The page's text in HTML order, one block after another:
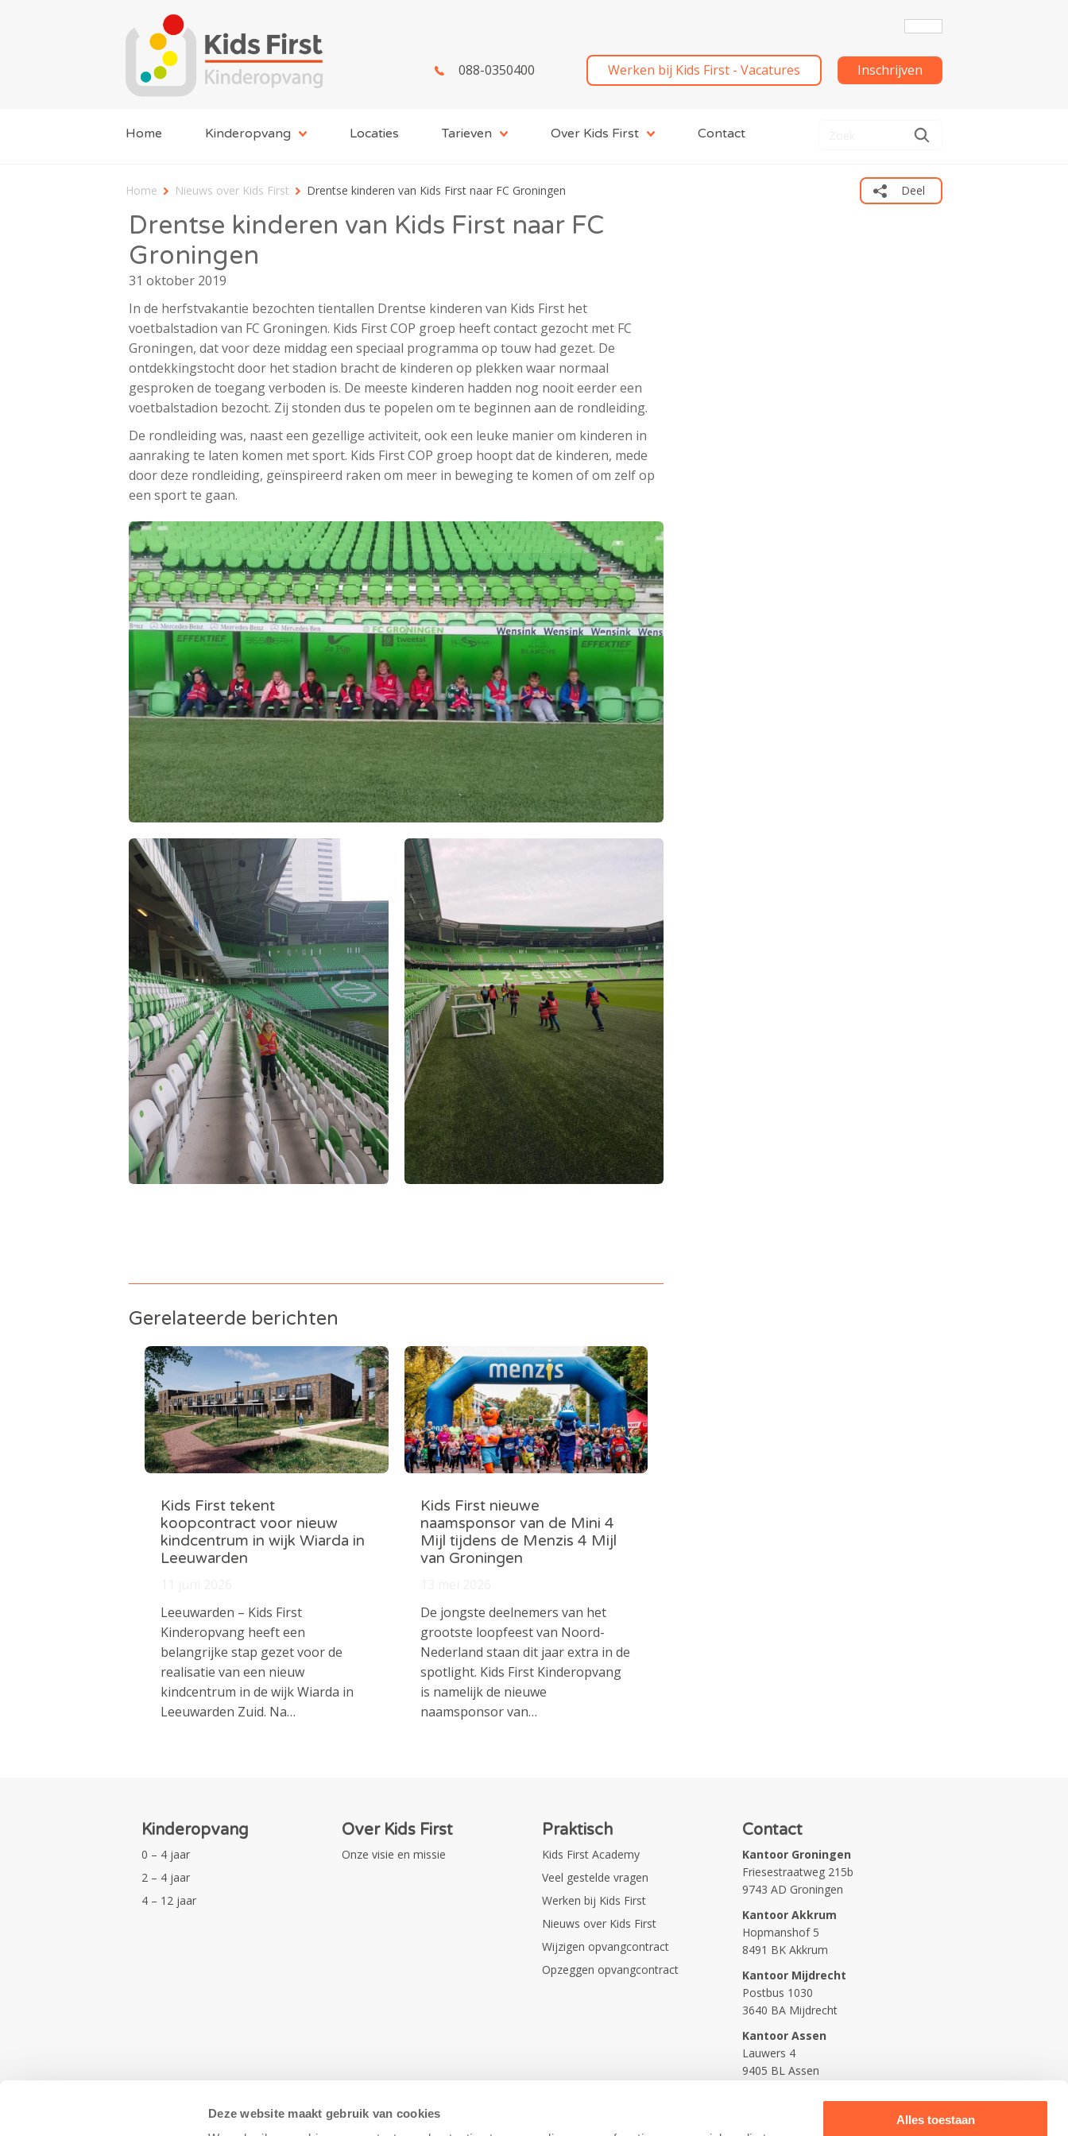
Deze website maakt gebruik van cookies
Alles toestaan
088-0350400 Werken bij Kids First - Vacatures Inschrijven
Home Kinderopvang Locaties Tarieven Over Kids First Contact
Home Nieuws over Kids First Drentse kinderen van Kids First naar FC Groningen Deel
Drentse kinderen van Kids First naar FC
Groningen
31 oktober 2019
In de herfstvakantie bezochten tientallen Drentse kinderen van Kids First het
voetbalstadion van FC Groningen. Kids First COP groep heeft contact gezocht met FC
Groningen, dat voor deze middag een speciaal programma op touw had gezet. De
ontdekkingstocht door het stadion bracht de kinderen op plekken waar normaal
gesproken de toegang verboden is. De meeste kinderen hadden nog nooit eerder een
voetbalstadion bezocht. Zij stonden dus te popelen om te beginnen aan de rondleiding.
De rondleiding was, naast een gezellige activiteit, ook een leuke manier om kinderen in
aanraking te laten komen met sport. Kids First COP groep hoopt dat de kinderen, mede
door deze rondleiding, geïnspireerd raken om meer in beweging te komen of om zelf op
een sport te gaan.
Gerelateerde berichten
Kids First tekent
koopcontract voor nieuw
kindcentrum in wijk Wiarda in
Leeuwarden
Leeuwarden – Kids First
Kinderopvang heeft een
belangrijke stap gezet voor de
realisatie van een nieuw
kindcentrum in de wijk Wiarda in
Leeuwarden Zuid. Na…
Kids First nieuwe
naamsponsor van de Mini 4
Mijl tijdens de Menzis 4 Mijl
van Groningen
De jongste deelnemers van het
grootste loopfeest van Noord-
Nederland staan dit jaar extra in de
spotlight. Kids First Kinderopvang
is namelijk de nieuwe
naamsponsor van…
Kinderopvang
0 – 4 jaar
2 – 4 jaar
4 – 12 jaar
Over Kids First
Onze visie en missie
Praktisch
Kids First Academy
Veel gestelde vragen
Werken bij Kids First
Nieuws over Kids First
Wijzigen opvangcontract
Opzeggen opvangcontract
Contact
Kantoor Groningen
Friesestraatweg 215b
9743 AD Groningen
Kantoor Akkrum
Hopmanshof 5
8491 BK Akkrum
Kantoor Mijdrecht
Postbus 1030
3640 BA Mijdrecht
Kantoor Assen
Lauwers 4
9405 BL Assen